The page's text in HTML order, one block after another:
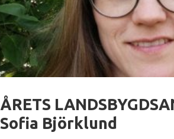
ÅRETS
Sofia Björklund